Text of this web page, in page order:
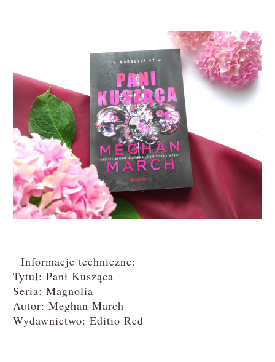
Informacje techniczne:
Tytuł: Pani Kusząca
Seria: Magnolia
Autor: Meghan March
Wydawnictwo: Editio Red